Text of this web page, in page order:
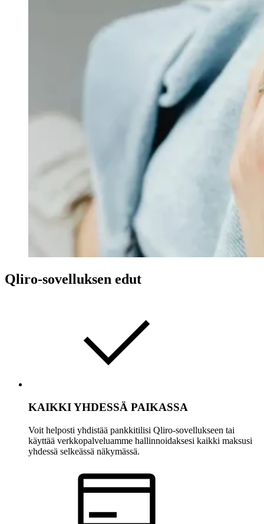
Qliro-sovelluksen edut
KAIKKI YHDESSÄ PAIKASSA
Voit helposti yhdistää pankkitilisi Qliro-sovellukseen tai
käyttää verkkopalveluamme hallinnoidaksesi kaikki maksusi
yhdessä selkeässä näkymässä.